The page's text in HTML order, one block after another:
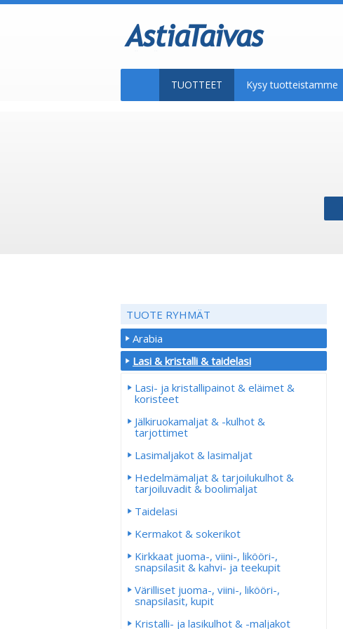
TUOTTEET Kysy tuotteistamme
TUOTE RYHMÄT
Arabia
Lasi & kristalli & taidelasi
Lasi- ja kristallipainot & eläimet &
koristeet
Jälkiruokamaljat & -kulhot &
tarjottimet
Lasimaljakot & lasimaljat
Hedelmämaljat & tarjoilukulhot &
tarjoiluvadit & boolimaljat
Taidelasi
Kermakot & sokerikot
Kirkkaat juoma-, viini-, likööri-,
snapsilasit & kahvi- ja teekupit
Värilliset juoma-, viini-, likööri-,
snapsilasit, kupit
Kristalli- ja lasikulhot & -maljakot